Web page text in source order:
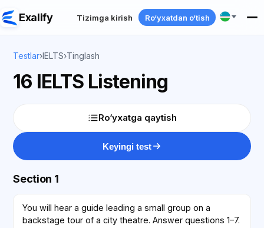
Exalify Tizimga kirish Ro‘yxatdan o‘tish
Testlar›IELTS›Tinglash
16 IELTS Listening
Ro‘yxatga qaytish
Keyingi test
Section 1
You will hear a guide leading a small group on a
backstage tour of a city theatre. Answer questions 1–7.